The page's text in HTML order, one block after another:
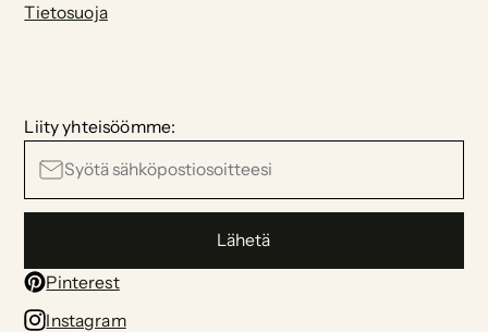
Tietosuoja
Liity yhteisöömme:
Lähetä
Pinterest
Instagram